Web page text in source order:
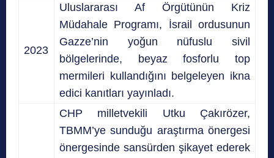
2023
Uluslararası Af Örgütünün Kriz
Müdahale Programı, İsrail ordusunun
Gazze’nin yoğun nüfuslu sivil
bölgelerinde, beyaz fosforlu top
mermileri kullandığını belgeleyen ikna
edici kanıtları yayınladı.
CHP milletvekili Utku Çakırözer,
TBMM’ye sunduğu araştırma önergesi
önergesinde sansürden şikayet ederek